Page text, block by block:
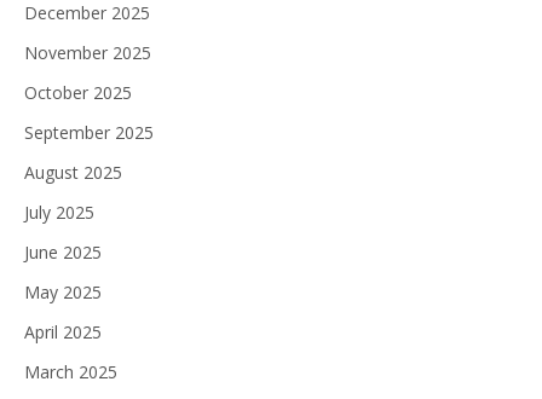
December 2025
November 2025
October 2025
September 2025
August 2025
July 2025
June 2025
May 2025
April 2025
March 2025